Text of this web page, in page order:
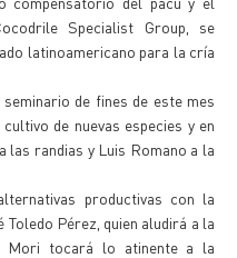
Specialist Group, se
latinoamericano para la cría
de fines de este mes
de nuevas especies y en
las randias y Luis Romano a la
productivas con la
Pérez, quien aludirá a la
Mori tocará lo atinente a la